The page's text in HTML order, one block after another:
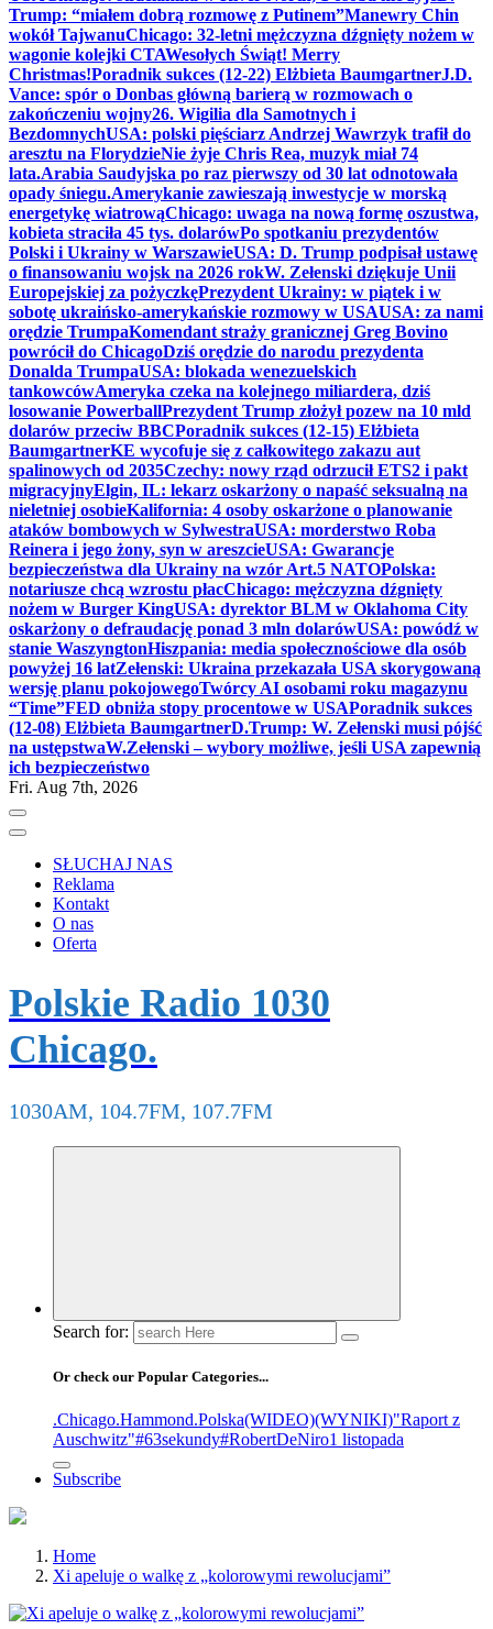
Trump: “miałem dobrą rozmowę z Putinem”Manewry Chin
wokół TajwanuChicago: 32-letni mężczyzna dźgnięty nożem w
wagonie kolejki CTAWesołych Świąt! Merry
Christmas!Poradnik sukces (12-22) Elżbieta BaumgartnerJ.D.
Vance: spór o Donbas główną barierą w rozmowach o
zakończeniu wojny26. Wigilia dla Samotnych i
BezdomnychUSA: polski pięściarz Andrzej Wawrzyk trafił do
aresztu na FlorydzieNie żyje Chris Rea, muzyk miał 74
lata.Arabia Saudyjska po raz pierwszy od 30 lat odnotowała
opady śniegu.Amerykanie zawieszają inwestycje w morską
energetykę wiatrowąChicago: uwaga na nową formę oszustwa,
kobieta straciła 45 tys. dolarówPo spotkaniu prezydentów
Polski i Ukrainy w WarszawieUSA: D. Trump podpisał ustawę
o finansowaniu wojsk na 2026 rokW. Zełenski dziękuje Unii
Europejskiej za pożyczkęPrezydent Ukrainy: w piątek i w
sobotę ukraińsko-amerykańskie rozmowy w USAUSA: za nami
orędzie TrumpaKomendant straży granicznej Greg Bovino
powrócił do ChicagoDziś orędzie do narodu prezydenta
Donalda TrumpaUSA: blokada wenezuelskich
tankowcówAmeryka czeka na kolejnego miliardera, dziś
losowanie PowerballPrezydent Trump złożył pozew na 10 mld
dolarów przeciw BBCPoradnik sukces (12-15) Elżbieta
BaumgartnerKE wycofuje się z całkowitego zakazu aut
spalinowych od 2035Czechy: nowy rząd odrzucił ETS2 i pakt
migracyjnyElgin, IL: lekarz oskarżony o napaść seksualną na
nieletniej osobieKalifornia: 4 osoby oskarżone o planowanie
ataków bombowych w SylwestraUSA: morderstwo Roba
Reinera i jego żony, syn w areszcieUSA: Gwarancje
bezpieczeństwa dla Ukrainy na wzór Art.5 NATOPolska:
notariusze chcą wzrostu płacChicago: mężczyzna dźgnięty
nożem w Burger KingUSA: dyrektor BLM w Oklahoma City
oskarżony o defraudację ponad 3 mln dolarówUSA: powódź w
stanie WaszyngtonHiszpania: media społecznościowe dla osób
powyżej 16 latZełenski: Ukraina przekazała USA skorygowaną
wersję planu pokojowegoTwórcy AI osobami roku magazynu
“Time”FED obniża stopy procentowe w USAPoradnik sukces
(12-08) Elżbieta BaumgartnerD.Trump: W. Zełenski musi pójść
na ustępstwaW.Zełenski – wybory możliwe, jeśli USA zapewnią
ich bezpieczeństwo
Fri. Aug 7th, 2026
SŁUCHAJ NAS
Reklama
Kontakt
O nas
Oferta
Polskie Radio 1030
Chicago.
1030AM, 104.7FM, 107.7FM
Search for:
Or check our Popular Categories...
.Chicago.Hammond.Polska(WIDEO)(WYNIKI)"Raport z
Auschwitz"#63sekundy#RobertDeNiro1 listopada
Subscribe
Home
Xi apeluje o walkę z „kolorowymi rewolucjami”